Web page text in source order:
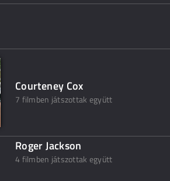
Courteney Cox
7 filmben játszottak együtt
Roger Jackson
4 filmben játszottak együtt